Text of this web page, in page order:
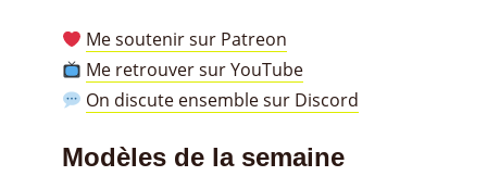
Me soutenir sur Patreon
Me retrouver sur YouTube
On discute ensemble sur Discord
Modèles de la semaine